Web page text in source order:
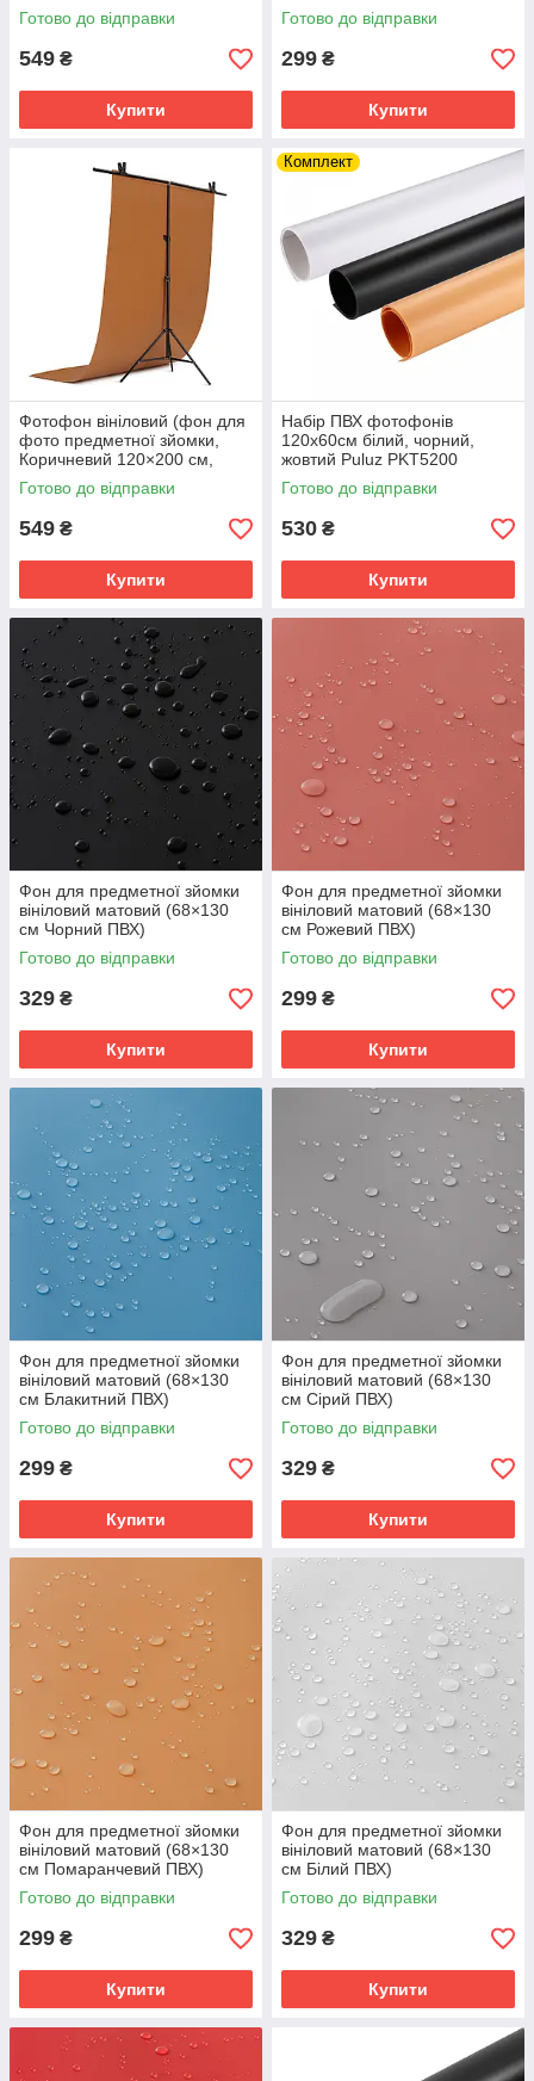
Готово до відправки
549 ₴
Купити
Готово до відправки
299 ₴
Купити
Фотофон вініловий (фон для
фото предметної зйомки,
Коричневий 120×200 см,
ПВХ)
Готово до відправки
549 ₴
Купити
Комплект
Набір ПВХ фотофонів
120x60см білий, чорний,
жовтий Puluz PKT5200
Готово до відправки
530 ₴
Купити
Фон для предметної зйомки
вініловий матовий (68×130
см Чорний ПВХ)
Готово до відправки
329 ₴
Купити
Фон для предметної зйомки
вініловий матовий (68×130
см Рожевий ПВХ)
Готово до відправки
299 ₴
Купити
Фон для предметної зйомки
вініловий матовий (68×130
см Блакитний ПВХ)
Готово до відправки
299 ₴
Купити
Фон для предметної зйомки
вініловий матовий (68×130
см Сірий ПВХ)
Готово до відправки
329 ₴
Купити
Фон для предметної зйомки
вініловий матовий (68×130
см Помаранчевий ПВХ)
Готово до відправки
299 ₴
Купити
Фон для предметної зйомки
вініловий матовий (68×130
см Білий ПВХ)
Готово до відправки
329 ₴
Купити